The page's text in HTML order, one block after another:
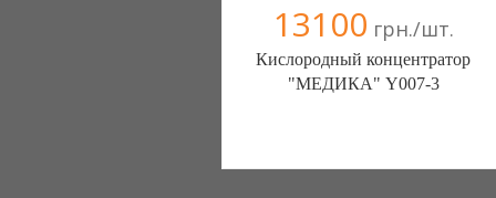
13100 грн./шт.
Кислородный концентратор
"МЕДИКА" Y007-3
(063) 237-64-50